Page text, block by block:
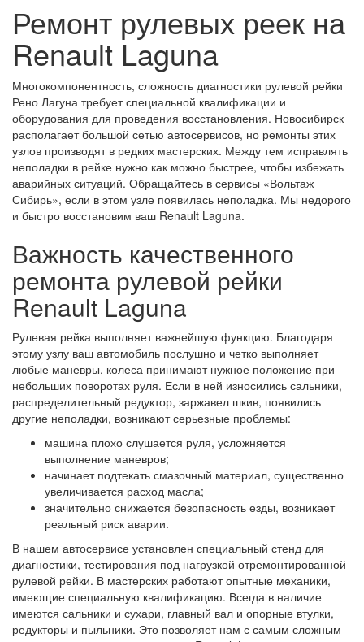
Ремонт рулевых реек на
Renault Laguna
Многокомпонентность, сложность диагностики рулевой рейки
Рено Лагуна требует специальной квалификации и
оборудования для проведения восстановления. Новосибирск
располагает большой сетью автосервисов, но ремонты этих
узлов производят в редких мастерских. Между тем исправлять
неполадки в рейке нужно как можно быстрее, чтобы избежать
аварийных ситуаций. Обращайтесь в сервисы «Вольтаж
Сибирь», если в этом узле появилась неполадка. Мы недорого
и быстро восстановим ваш Renault Laguna.
Важность качественного
ремонта рулевой рейки
Renault Laguna
Рулевая рейка выполняет важнейшую функцию. Благодаря
этому узлу ваш автомобиль послушно и четко выполняет
любые маневры, колеса принимают нужное положение при
небольших поворотах руля. Если в ней износились сальники,
распределительный редуктор, заржавел шкив, появились
другие неполадки, возникают серьезные проблемы:
машина плохо слушается руля, усложняется
выполнение маневров;
начинает подтекать смазочный материал, существенно
увеличивается расход масла;
значительно снижается безопасность езды, возникает
реальный риск аварии.
В нашем автосервисе установлен специальный стенд для
диагностики, тестирования под нагрузкой отремонтированной
рулевой рейки. В мастерских работают опытные механики,
имеющие специальную квалификацию. Всегда в наличие
имеются сальники и сухари, главный вал и опорные втулки,
редукторы и пыльники. Это позволяет нам с самым сложным